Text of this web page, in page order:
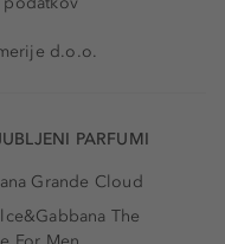
d.o.o.
PARFUMI
Grande Cloud
The